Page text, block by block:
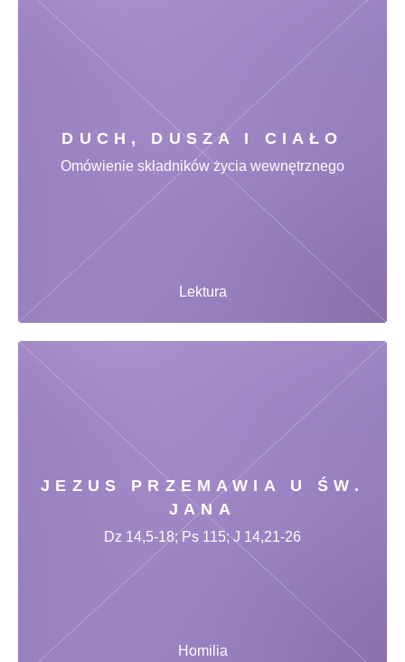
DUCH, DUSZA I CIAŁO
Lektura
Omówienie składników życia wewnętrznego
JEZUS PRZEMAWIA U ŚW.
JANA
Homilia
Dz 14,5-18; Ps 115; J 14,21-26